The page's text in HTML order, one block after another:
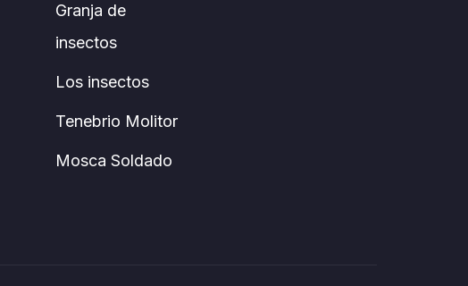
Granja de
insectos
Los insectos
Tenebrio Molitor
Mosca Soldado